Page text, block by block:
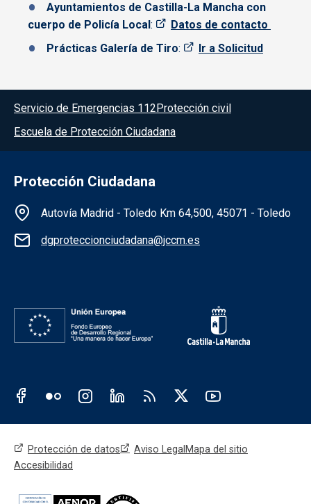
Ayuntamientos de Castilla-La Mancha con
cuerpo de Policía Local:
Datos de contacto
Prácticas Galería de Tiro: Ir a Solicitud
Menú del pie
Servicio de Emergencias 112Protección civil
Escuela de Protección Ciudadana
Protección Ciudadana
Información de la institución
Autovía Madrid - Toledo Km 64,500, 45071 - Toledo
dgproteccionciudadana@jccm.es
Redes sociales JCCM
Protección de datos Aviso LegalMapa del sitio
Accesibilidad